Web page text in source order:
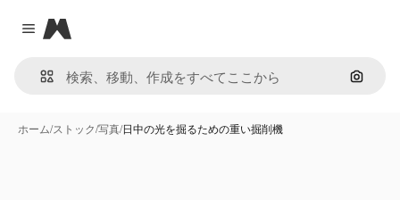
Close menu
Magnific
画像で
ホーム/ストック/写真/日中の光を掘るための重い掘削機